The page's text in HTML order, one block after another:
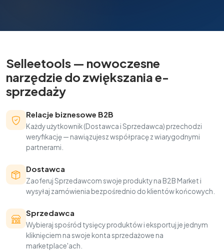
Selleetools — nowoczesne
narzędzie do zwiększania e-
sprzedaży
Relacje biznesowe B2B
Każdy użytkownik (Dostawca i Sprzedawca) przechodzi
weryfikację — nawiązujesz współpracę z wiarygodnymi
partnerami.
Dostawca
Zaoferuj Sprzedawcom swoje produkty na B2B Market i
wysyłaj zamówienia bezpośrednio do klientów końcowych.
Sprzedawca
Wybieraj spośród tysięcy produktów i eksportuj je jednym
kliknięciem na swoje konta sprzedażowe na
marketplace'ach.